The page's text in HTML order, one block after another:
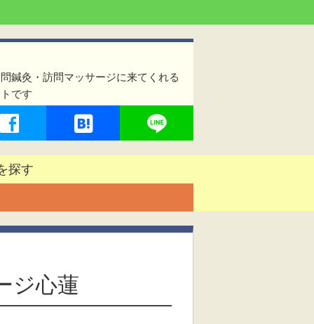
鍼灸・訪問マッサージに来てくれる
です
探す
ジ心蓮